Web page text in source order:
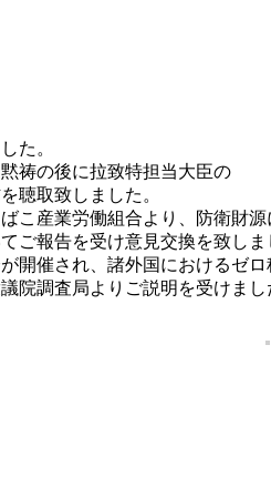
た。
祷の後に拉致特担当大臣の
聴取致しました。
こ産業労働組合より、防衛財
ご報告を受け意見交換を致しま
開催され、諸外国におけるゼ
院調査局よりご説明を受けまし